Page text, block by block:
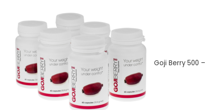
Goji Berry 500 –